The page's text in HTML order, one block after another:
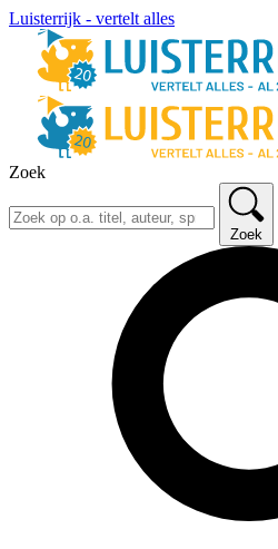
Luisterrijk - vertelt alles
Zoek
Zoek